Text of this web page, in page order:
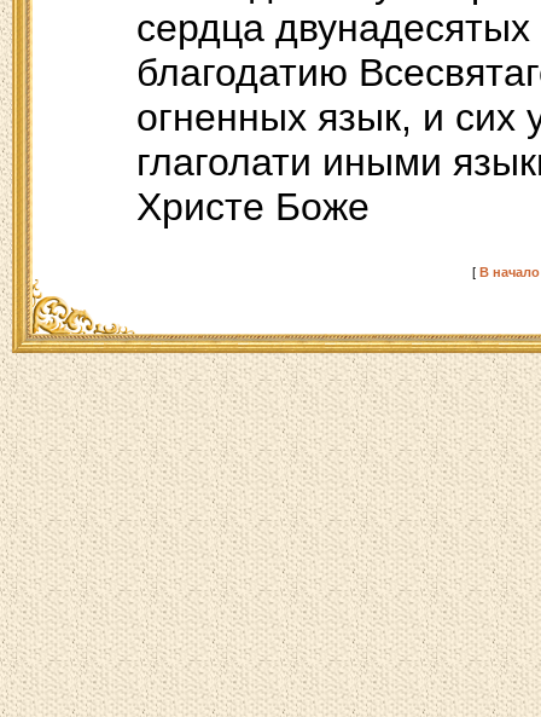
сердца
благодатию
огненных язык, и сих
глаголати иными
Христе Боже
[ В начало